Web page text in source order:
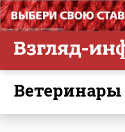
ветеринары